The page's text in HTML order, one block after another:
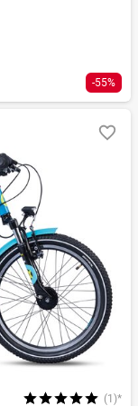
-55%
(1)*